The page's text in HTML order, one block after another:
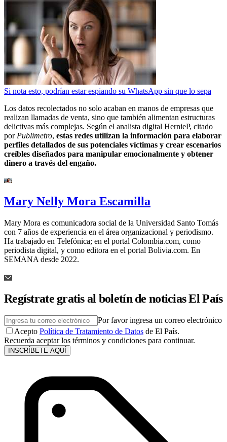
Si nota esto, podrían estar espiando su WhatsApp sin que lo sepa
Los datos recolectados no solo acaban en manos de empresas que
realizan llamadas de venta, sino que también alimentan estructuras
delictivas más complejas. Según el analista digital HernieP, citado
por Publimetro, estas redes utilizan la información para elaborar
perfiles detallados de sus potenciales víctimas y crear escenarios
creíbles diseñados para manipular emocionalmente y obtener
dinero a través del engaño.
Mary Nelly Mora Escamilla
Mary Mora es comunicadora social de la Universidad Santo Tomás
con 7 años de experiencia en el área organizacional y periodismo.
Ha trabajado en Telefónica; en el portal Colombia.com, como
periodista digital, y como editora en el portal Bolivia.com. En
SEMANA desde 2022.
Regístrate gratis al boletín de noticias El País
Por favor ingresa un correo electrónico
Acepto Política de Tratamiento de Datos de El País.
Recuerda aceptar los términos y condiciones para continuar.
INSCRÍBETE AQUÍ